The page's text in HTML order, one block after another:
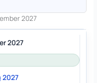
2027
2027